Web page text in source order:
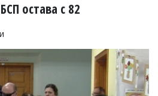
остава с 82